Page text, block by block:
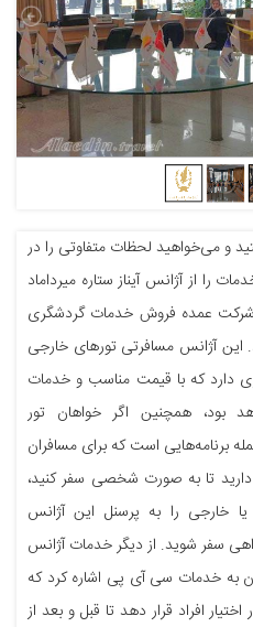
و می‌خواهید لحظات متفاوتی را در
را از آژانس آیناز ستاره میرداماد
شرکت عمده فروش خدمات گردشگری
این آژانس مسافرتی تورهای خارجی
دارد که با قیمت مناسب و خدمات
بود، همچنین اگر خواهان تور
برنامه‌هایی است که برای مسافران
تا به صورت شخصی سفر کنید،
خارجی را به پرسنل این آژانس
سفر شوید. از دیگر خدمات آژانس
به خدمات سی آی پی اشاره کرد که
افراد قرار دهد تا قبل و بعد از